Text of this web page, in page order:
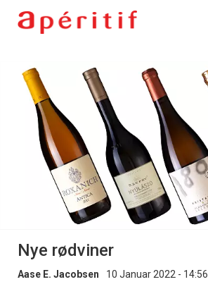
Nye rødviner
Aase E. Jacobsen 10 Januar 2022 - 14:56